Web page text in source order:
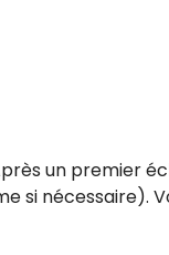
un premier
si nécessaire).